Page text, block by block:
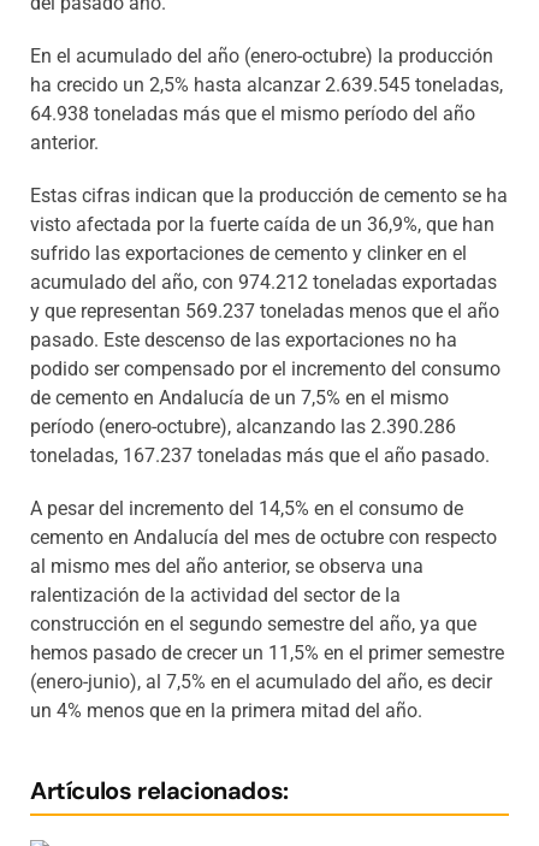
En el acumulado del año (enero-octubre) la producción
ha crecido un 2,5% hasta alcanzar 2.639.545 toneladas,
64.938 toneladas más que el mismo período del año
anterior.
Estas cifras indican que la producción de cemento se ha
visto afectada por la fuerte caída de un 36,9%, que han
sufrido las exportaciones de cemento y clinker en el
acumulado del año, con 974.212 toneladas exportadas
y que representan 569.237 toneladas menos que el año
pasado. Este descenso de las exportaciones no ha
podido ser compensado por el incremento del consumo
de cemento en Andalucía de un 7,5% en el mismo
período (enero-octubre), alcanzando las 2.390.286
toneladas, 167.237 toneladas más que el año pasado.
A pesar del incremento del 14,5% en el consumo de
cemento en Andalucía del mes de octubre con respecto
al mismo mes del año anterior, se observa una
ralentización de la actividad del sector de la
construcción en el segundo semestre del año, ya que
hemos pasado de crecer un 11,5% en el primer semestre
(enero-junio), al 7,5% en el acumulado del año, es decir
un 4% menos que en la primera mitad del año.
Artículos relacionados: